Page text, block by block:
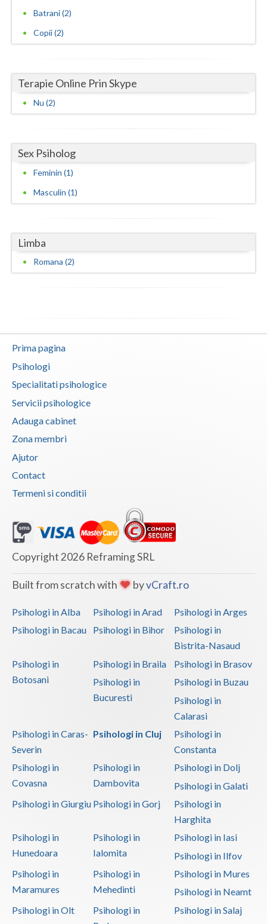
Suceava
Teleorman
Tulcea
Valcea
Batrani (2)
Copii (2)
Terapie Online Prin Skype
Nu (2)
Sex Psiholog
Feminin (1)
Masculin (1)
Limba
Romana (2)
Prima pagina
Psihologi
Specialitati psihologice
Servicii psihologice
Adauga cabinet
Zona membri
Ajutor
Contact
Termeni si conditii
Copyright 2026 Reframing SRL
Built from scratch with byvCraft.ro
Psihologi in Alba Psihologi in Arad
Psihologi in Arges
Psihologi in Bacau
Psihologi in Bihor
Psihologi in
Bistrita-Nasaud
Psihologi in
Botosani
Psihologi in Braila
Psihologi in Brasov
Psihologi in
Bucuresti
Psihologi in Buzau
Psihologi in
Calarasi
Psihologi in Caras-
Severin
Psihologi in Cluj
Psihologi in
Constanta
Psihologi in
Covasna
Psihologi in
Dambovita
Psihologi in Dolj
Psihologi in Galati
Psihologi in Giurgiu Psihologi in Gorj
Psihologi in
Harghita
Psihologi in
Hunedoara
Psihologi in
Ialomita
Psihologi in Iasi
Psihologi in Ilfov
Psihologi in
Maramures
Psihologi in
Mehedinti
Psihologi in Mures
Psihologi in Neamt
Psihologi in Olt
Psihologi in
Psihologi in Salaj